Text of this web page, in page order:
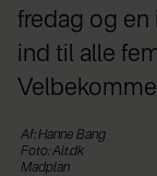
fredag og en
ind til alle
Af: Hanne Bang
Foto: Alt.dk
Madplan